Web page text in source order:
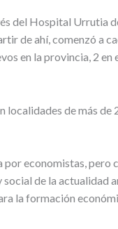
del Hospital Urrutia
de ahí, comenzó a
en la provincia, 2 en
de más
economistas, pero
de la actualidad
la formación